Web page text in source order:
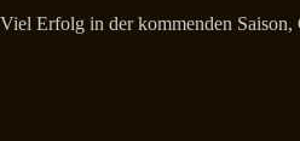
Viel Erfolg in der kommenden Saison,